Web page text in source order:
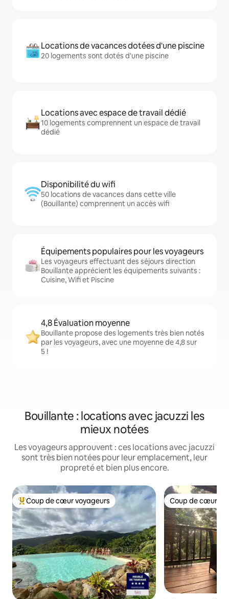
Locations de vacances dotées d'une piscine
20 logements sont dotés d'une piscine
Locations avec espace de travail dédié
10 logements comprennent un espace de travail
dédié
Disponibilité du wifi
50 locations de vacances dans cette ville
(Bouillante) comprennent un accès wifi
Équipements populaires pour les voyageurs
Les voyageurs effectuant des séjours direction
Bouillante apprécient les équipements suivants :
Cuisine, Wifi et Piscine
4,8 Évaluation moyenne
Bouillante propose des logements très bien notés
par les voyageurs, avec une moyenne de 4,8 sur
5 !
Bouillante : locations avec jacuzzi les
mieux notées
Les voyageurs approuvent : ces locations avec jacuzzi
sont très bien notées pour leur emplacement, leur
propreté et bien plus encore.
Coups de cœur voyageurs les plus appréciés
Coup de cœur voyageurs Coup de cœur
Coup de cœur